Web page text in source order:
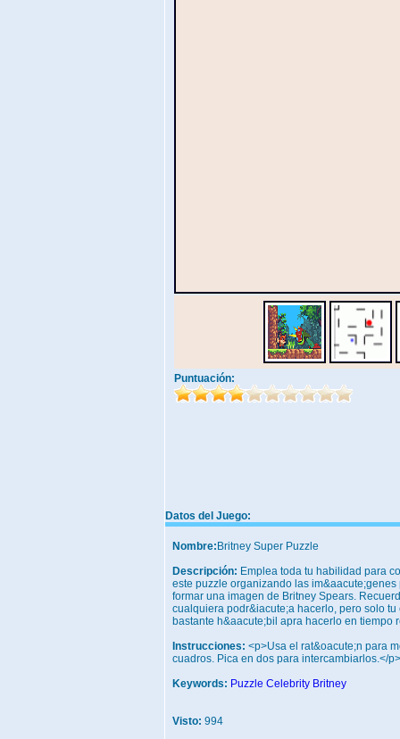
Puntuación:
Datos del Juego:
Nombre: Britney Super Puzzle
Descripción: Emplea toda tu habilidad para
este puzzle organizando las im&aacute;genes
formar una imagen de Britney Spears.
cualquiera podr&iacute;a hacerlo, pero solo tu
bastante h&aacute;bil apra hacerlo en tiempo
Instrucciones: <p>Usa el rat&oacute;n para
cuadros. Pica en dos para intercambiarlos.</p>
Keywords: Puzzle Celebrity Britney
Visto: 994